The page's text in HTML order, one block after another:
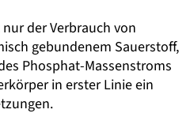
der Verbrauch von
gebundenem Sauerstoff,
Phosphat-Massenstroms
in erster Linie ein